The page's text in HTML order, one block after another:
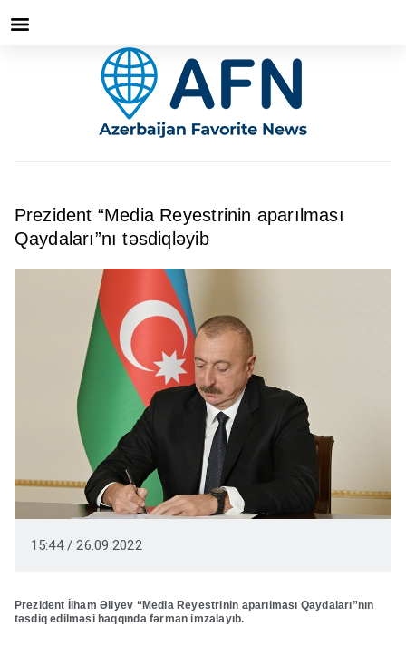
Prezident “Media Reyestrinin aparılması
Qaydaları”nı təsdiqləyib
15:44 / 26.09.2022
Prezident İlham Əliyev “Media Reyestrinin aparılması Qaydaları”nın
təsdiq edilməsi haqqında fərman imzalayıb.